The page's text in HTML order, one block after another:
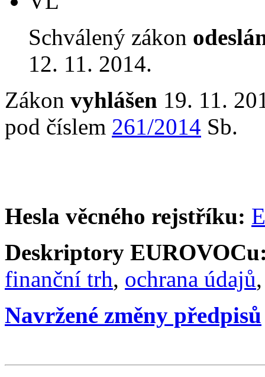
Schválený zákon
12. 11. 2014.
Zákon vyhlášen 19. 11.
pod číslem 261/2014 Sb.
Hesla věcného rejstříku:
Deskriptory
finanční trh, ochrana údajů
Navržené změny předpisů